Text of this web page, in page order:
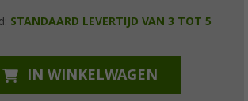
STANDAARD LEVERTIJD VAN 3 TOT 5
IN WINKELWAGEN